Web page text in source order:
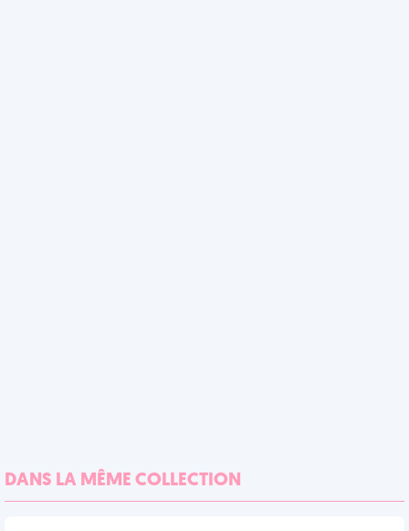
DANS LA MÊME COLLECTION